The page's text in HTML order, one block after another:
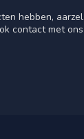
hebben,
contact met